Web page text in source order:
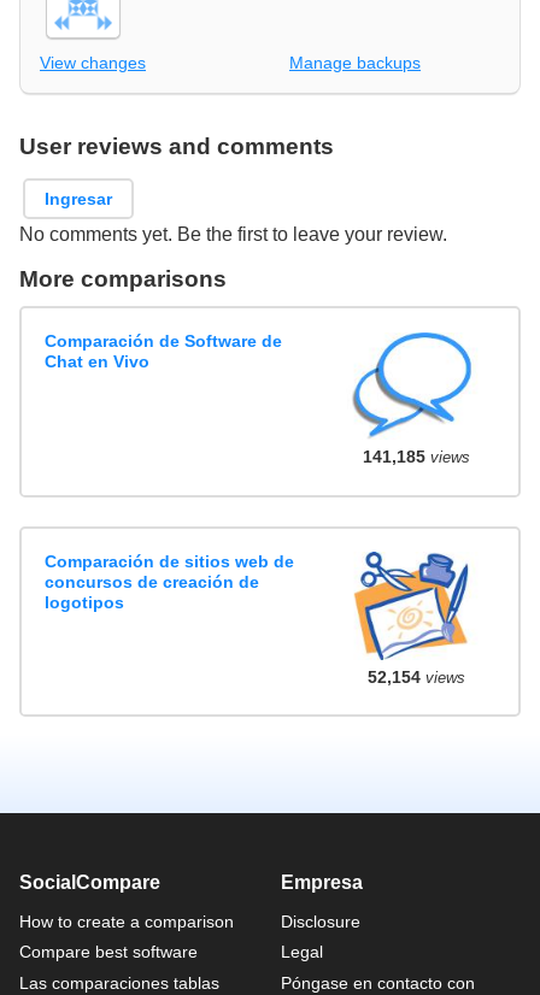
View changes Manage backups
User reviews and comments
Ingresar
No comments yet. Be the first to leave your review.
More comparisons
Comparación de Software de
Chat en Vivo
141,185views
Comparación de sitios web de
concursos de creación de
logotipos
52,154views
SocialCompare
How to create a comparison
Compare best software
Las comparaciones tablas
Empresa
Disclosure
Legal
Póngase en contacto con